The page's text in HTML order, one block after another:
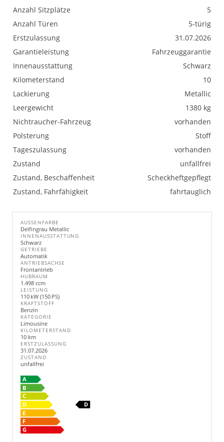
Anzahl Sitzplätze
5
Anzahl Türen
5-türig
Erstzulassung
31.07.2026
Garantieleistung
Fahrzeuggarantie
Innenausstattung
Schwarz
Kilometerstand
10
Lackierung
Metallic
Leergewicht
1380 kg
Nichtraucher-Fahrzeug
vorhanden
Polsterung
Stoff
Tageszulassung
vorhanden
Zustand
unfallfrei
Zustand, Beschaffenheit
Scheckheftgepflegt
Zustand, Fahrfähigkeit
fahrtauglich
AUSSENFARBE
Delfingrau Metallic
INNENAUSSTATTUNG
Schwarz
GETRIEBE
Automatik
ANTRIEBSACHSE
Frontantrieb
HUBRAUM
1.498 ccm
LEISTUNG
110 kW (150 PS)
KRAFTSTOFF
Benzin
KATEGORIE
Limousine
KILOMETERSTAND
10 km
ERSTZULASSUNG
31.07.2026
ZUSTAND
unfallfrei